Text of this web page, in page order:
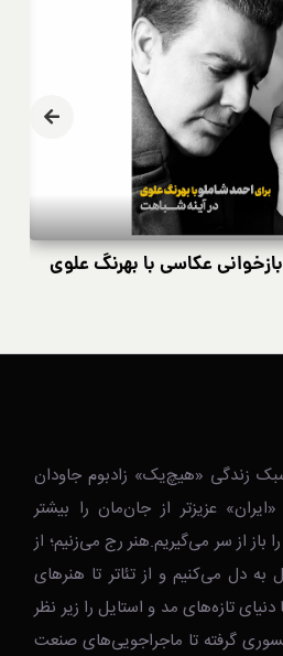
عکاسی با بهرنگ علوی
زندگی‌ «هیچ‌یک» زادبوم جاودان
عزیزتر از جان‌مان را بیشتر
از سر می‌گیریم.هنر رج می‌زنیم؛ از
دل می‌کنیم و از تئاتر تا هنرهای
تازه‌های مد و استایل را زیر نظر
گرفته تا ماجراجویی‌های صنعت